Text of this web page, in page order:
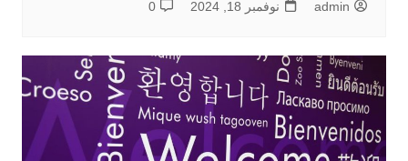
admin نوفمبر 18, 2024 0